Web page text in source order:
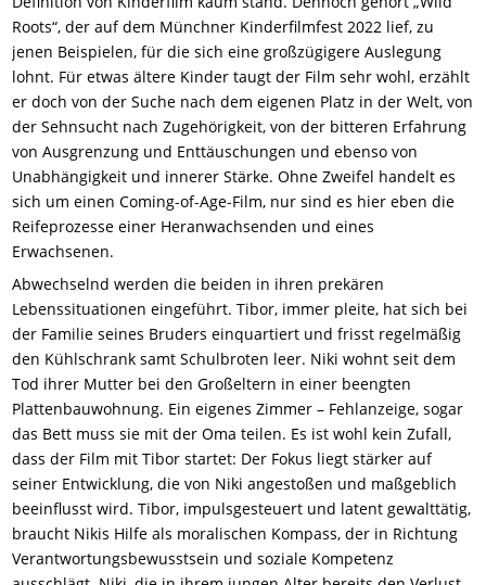
Roots“, der auf dem Münchner Kinderfilmfest 2022 lief, zu
jenen Beispielen, für die sich eine großzügigere Auslegung
lohnt. Für etwas ältere Kinder taugt der Film sehr wohl, erzählt
er doch von der Suche nach dem eigenen Platz in der Welt, von
der Sehnsucht nach Zugehörigkeit, von der bitteren Erfahrung
von Ausgrenzung und Enttäuschungen und ebenso von
Unabhängigkeit und innerer Stärke. Ohne Zweifel handelt es
sich um einen Coming-of-Age-Film, nur sind es hier eben die
Reifeprozesse einer Heranwachsenden und eines
Erwachsenen.
Abwechselnd werden die beiden in ihren prekären
Lebenssituationen eingeführt. Tibor, immer pleite, hat sich bei
der Familie seines Bruders einquartiert und frisst regelmäßig
den Kühlschrank samt Schulbroten leer. Niki wohnt seit dem
Tod ihrer Mutter bei den Großeltern in einer beengten
Plattenbauwohnung. Ein eigenes Zimmer – Fehlanzeige, sogar
das Bett muss sie mit der Oma teilen. Es ist wohl kein Zufall,
dass der Film mit Tibor startet: Der Fokus liegt stärker auf
seiner Entwicklung, die von Niki angestoßen und maßgeblich
beeinflusst wird. Tibor, impulsgesteuert und latent gewalttätig,
braucht Nikis Hilfe als moralischen Kompass, der in Richtung
Verantwortungsbewusstsein und soziale Kompetenz